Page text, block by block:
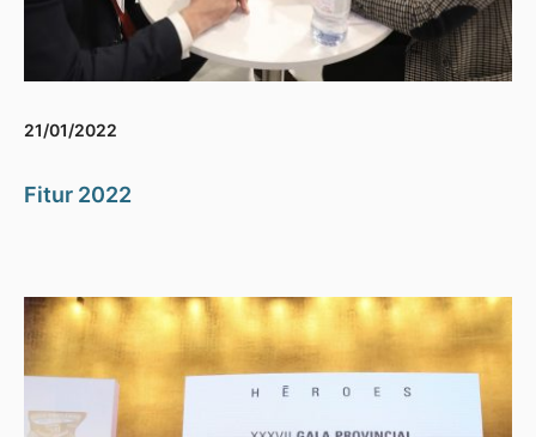
21/01/2022
Fitur 2022